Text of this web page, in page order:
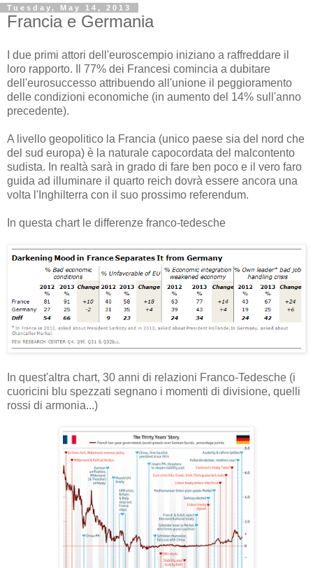
Tuesday, May 14, 2013
Francia e Germania
I due primi attori dell'euroscempio iniziano a raffreddare il
loro rapporto. Il 77% dei Francesi comincia a dubitare
dell'eurosuccesso attribuendo all'unione il peggioramento
delle condizioni economiche (in aumento del 14% sull'anno
precedente).
A livello geopolitico la Francia (unico paese sia del nord che
del sud europa) è la naturale capocordata del malcontento
sudista. In realtà sarà in grado di fare ben poco e il vero faro
guida ad illuminare il quarto reich dovrà essere ancora una
volta l'Inghilterra con il suo prossimo referendum.
In questa chart le differenze franco-tedesche
In quest'altra chart, 30 anni di relazioni Franco-Tedesche (i
cuoricini blu spezzati segnano i momenti di divisione, quelli
rossi di armonia...)